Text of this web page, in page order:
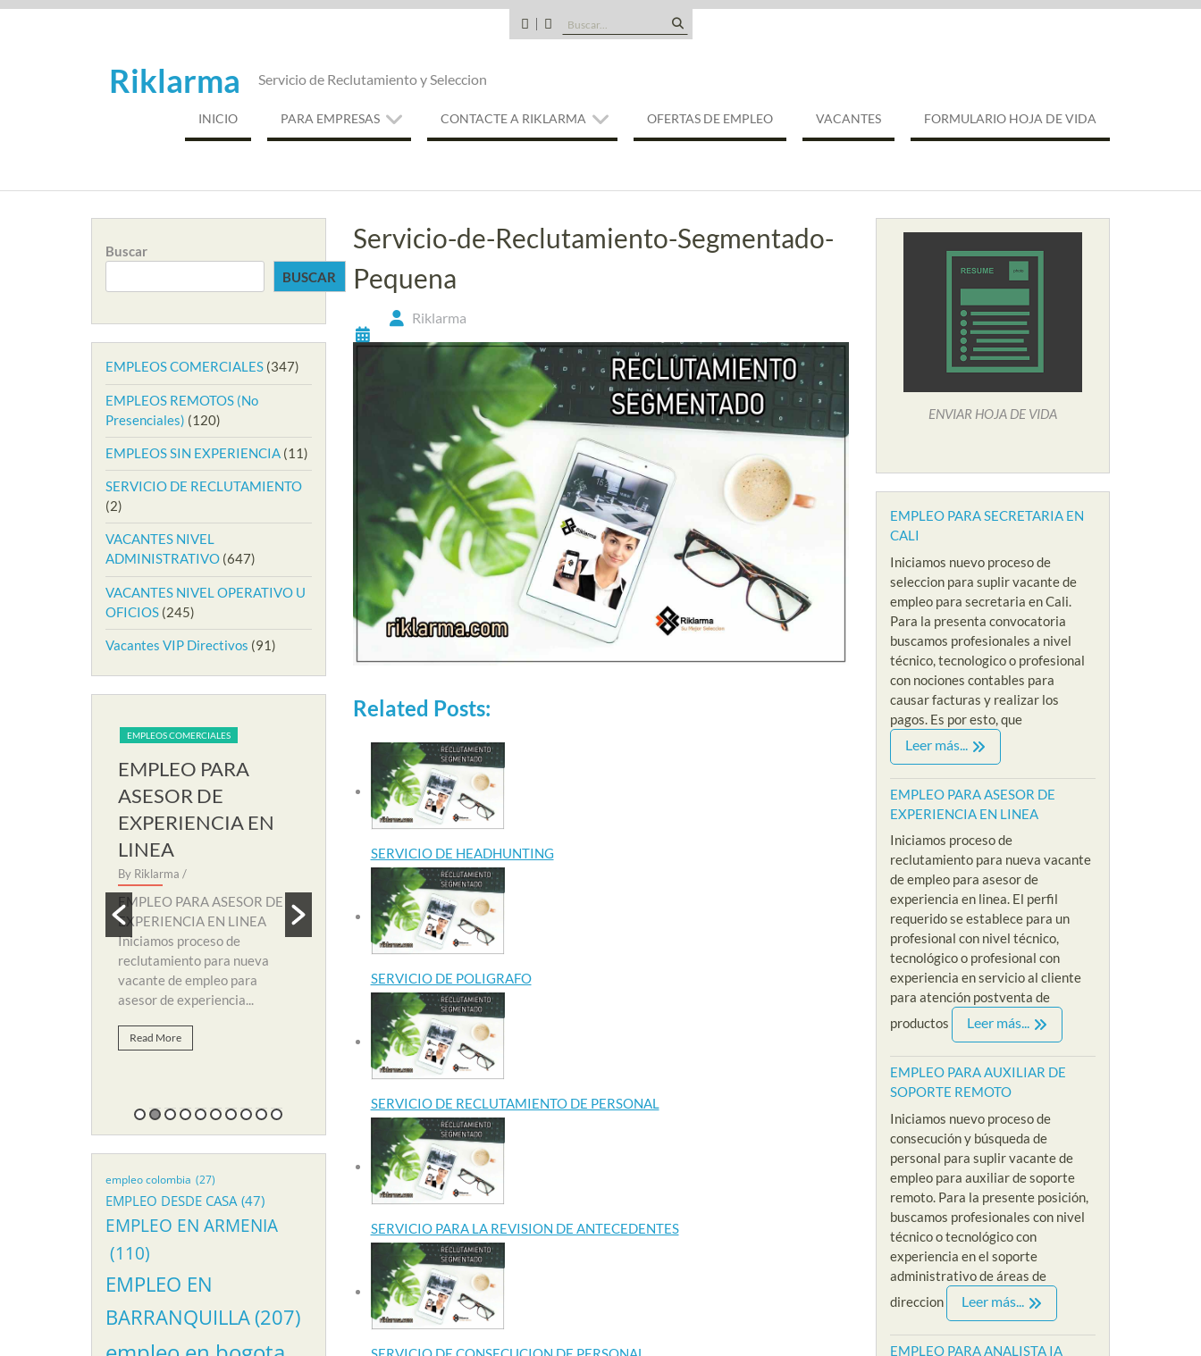
Saltar
CANDIDATOS
QUE
SOMOS
Buscar:
Riklarma Servicio de Reclutamiento y Seleccion
INICIO PARA EMPRESAS CONTACTE A RIKLARMA OFERTAS DE EMPLEO VACANTES FORMULARIO HOJA DE VIDA
Servicio-de-Reclutamiento-Segmentado-
Pequena
Riklarma
Related Posts:
SERVICIO DE HEADHUNTING
SERVICIO DE POLIGRAFO
SERVICIO DE RECLUTAMIENTO DE PERSONAL
SERVICIO PARA LA REVISION DE ANTECEDENTES
ENVIAR HOJA DE VIDA
EMPLEO PARA SECRETARIA EN
CALI
Iniciamos nuevo proceso de
seleccion para suplir vacante de
empleo para secretaria en Cali.
Para la presenta convocatoria
buscamos profesionales a nivel
técnico, tecnologico o profesional
con nociones contables para
causar facturas y realizar los
pagos. Es por esto, que
Leer más...
EMPLEO PARA ASESOR DE
EXPERIENCIA EN LINEA
Iniciamos proceso de
reclutamiento para nueva vacante
de empleo para asesor de
experiencia en linea. El perfil
requerido se establece para un
profesional con nivel técnico,
tecnológico o profesional con
experiencia en servicio al cliente
para atención postventa de
productos
Leer más...
EMPLEO PARA AUXILIAR DE
SOPORTE REMOTO
Iniciamos nuevo proceso de
consecución y búsqueda de
personal para suplir vacante de
empleo para auxiliar de soporte
remoto. Para la presente posición,
buscamos profesionales con nivel
técnico o tecnológico con
experiencia en el soporte
administrativo de áreas de
direccion
Leer más...
EMPLEO PARA ANALISTA IA
Buscar
BUSCAR
EMPLEOS COMERCIALES (347)
EMPLEOS REMOTOS (No
Presenciales) (120)
EMPLEOS SIN EXPERIENCIA (11)
SERVICIO DE RECLUTAMIENTO
(2)
VACANTES NIVEL
ADMINISTRATIVO (647)
VACANTES NIVEL OPERATIVO U
OFICIOS (245)
Vacantes VIP Directivos (91)
EMPLEOS COMERCIALES
EMPLEO PARA
ASESOR DE
EXPERIENCIA EN
LINEA
By Riklarma /
EMPLEO PARA ASESOR DE
EXPERIENCIA EN LINEA
Iniciamos proceso de
reclutamiento para nueva
vacante de empleo para
asesor de experiencia...
Read More
EMPLEO PARA
AUXILIAR DE
SOPORTE REMOTO
By Riklarma/
EMPLEO PARA AUXILIAR DE
SOPORTE REMOTO Iniciamos
nuevo proceso de consecución
y búsqueda de personal para
suplir vacante de empleo...
Read More
By Riklarma
VACANTES NIVEL ADMINISTRATIVO
SIN EXPERIENCIA
empleo para recepcionista
Importante cadena hotelera
inicia proceso de selección
para vacante de empleo para
recepcionista sin experiencia
EMPLEOS SIN EXPERIENCIA
VACANTES NIVEL ADMINISTRATIVO
EMPLEO PARA
PSICOLOGA SIN
EXPERIENCIA EN
MODO VIRTUAL
By Riklarma/
empleo para psicologa
Iniciamos nueva convocatoria
y proceso de reclutamiento
acerca de nuestra nueva
vacante de empleo para
psicologa sin...
empleo colombia (27)
EMPLEO DESDE CASA (47)
EMPLEO EN ARMENIA
(110)
EMPLEO EN
BARRANQUILLA(207)